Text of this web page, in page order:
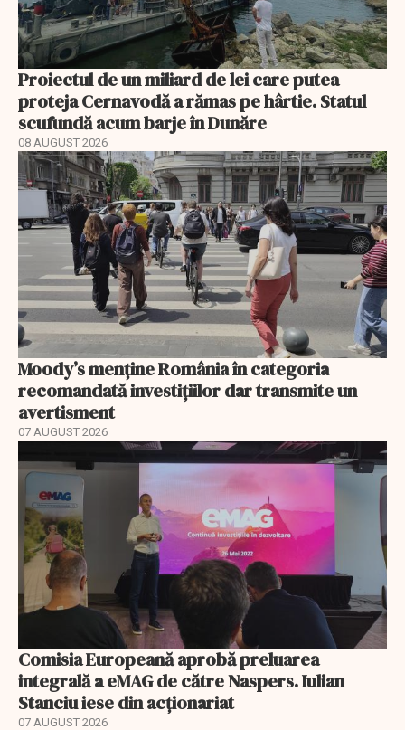
Proiectul de un miliard de lei care putea
proteja Cernavodă a rămas pe hârtie. Statul
scufundă acum barje în Dunăre
08 AUGUST 2026
Moody’s menține România în categoria
recomandată investițiilor dar transmite un
avertisment
07 AUGUST 2026
Comisia Europeană aprobă preluarea
integrală a eMAG de către Naspers. Iulian
Stanciu iese din acționariat
07 AUGUST 2026